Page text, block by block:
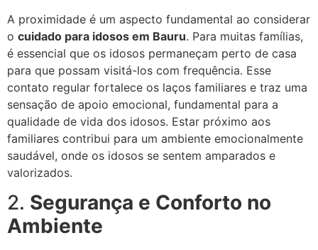
A proximidade é um aspecto fundamental ao considerar
o cuidado para idosos em Bauru. Para muitas famílias,
é essencial que os idosos permaneçam perto de casa
para que possam visitá-los com frequência. Esse
contato regular fortalece os laços familiares e traz uma
sensação de apoio emocional, fundamental para a
qualidade de vida dos idosos. Estar próximo aos
familiares contribui para um ambiente emocionalmente
saudável, onde os idosos se sentem amparados e
valorizados.
2. Segurança e Conforto no
Ambiente